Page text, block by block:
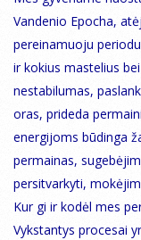
Vandenio Epocha,
pereinamuoju
ir kokius mastelius
nestabilumas,
oras, prideda
energijoms būdinga
permainas,
persitvarkyti,
Kur gi ir kodėl mes
Vykstantys procesai